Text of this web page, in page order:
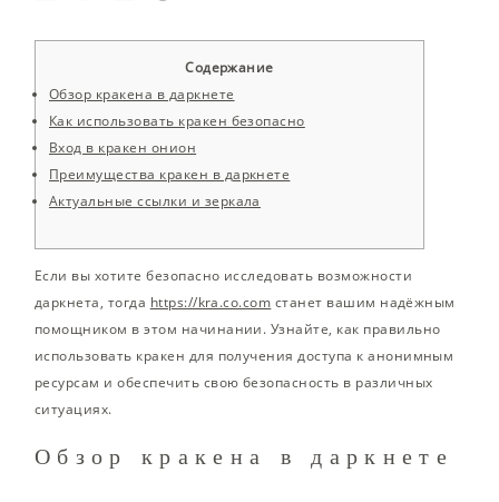
Содержание
Обзор кракена в даркнете
Как использовать кракен безопасно
Вход в кракен онион
Преимущества кракен в даркнете
Актуальные ссылки и зеркала
Если вы хотите безопасно исследовать возможности
даркнета, тогда https://kra.co.com станет вашим надёжным
помощником в этом начинании. Узнайте, как правильно
использовать кракен для получения доступа к анонимным
ресурсам и обеспечить свою безопасность в различных
ситуациях.
Обзор кракена в даркнете